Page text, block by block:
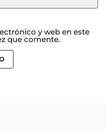
y web en este
que comente.